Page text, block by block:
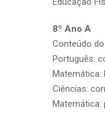
8º Ano A
Conteúdo
Português:
Matemática:
Ciências:
Matemática: